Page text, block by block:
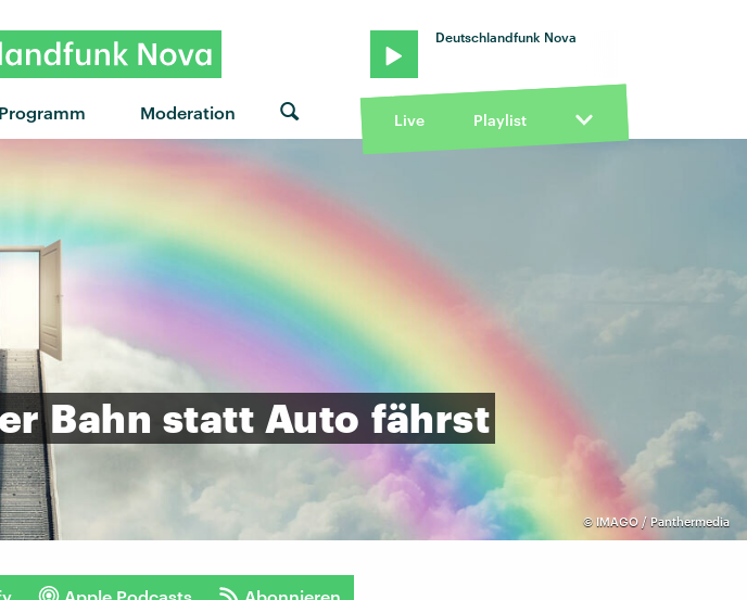
Programm Moderation
Deutschlandfunk Nova
Live Playlist
© IMAGO / Panthermedia
Bahn statt Auto fährst